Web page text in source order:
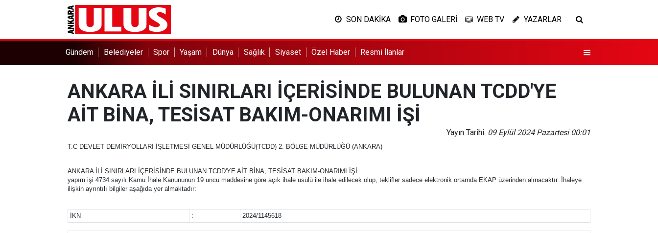
SON DAKİKA FOTO GALERİ WEB TV YAZARLAR
Gündem Belediyeler Spor Yaşam Dünya Sağlık Siyaset Özel Haber Resmi İlanlar
ANKARA İLİ SINIRLARI İÇERİSİNDE BULUNAN TCDD'YE
AİT BİNA, TESİSAT BAKIM-ONARIMI İŞİ
Yayın Tarihi: 09 Eylül 2024 Pazartesi 00:01
T.C DEVLET DEMİRYOLLARI İŞLETMESİ GENEL MÜDÜRLÜĞÜ(TCDD) 2. BÖLGE MÜDÜRLÜĞÜ (ANKARA)
ANKARA İLİ SINIRLARI İÇERİSİNDE BULUNAN TCDD'YE AİT BİNA, TESİSAT BAKIM-ONARIMI İŞİ
yapım işi 4734 sayılı Kamu İhale Kanununun 19 uncu maddesine göre açık ihale usulü ile ihale edilecek olup, teklifler sadece elektronik ortamda EKAP üzerinden alınacaktır. İhaleye
ilişkin ayrıntılı bilgiler aşağıda yer almaktadır:
İKN : 2024/1145618